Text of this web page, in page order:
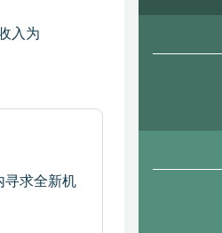
入为
寻求全新机